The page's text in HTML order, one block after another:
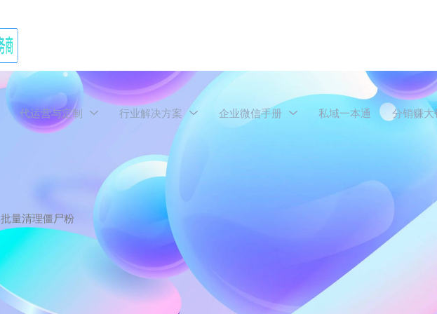
代运营与定制 行业解决方案 企业微信手册 私域一本通 分销赚大
批量清理僵尸粉